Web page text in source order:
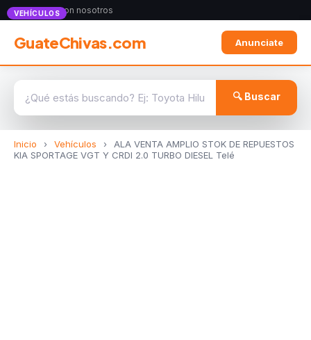
Anunciate con nosotros
GuateChivas.com Anunciate
🔍 Buscar
Inicio › Vehículos ›
ALA VENTA AMPLIO STOK DE REPUESTOS
KIA SPORTAGE VGT Y CRDI 2.0 TURBO DIESEL Telé
VEHÍCULOS